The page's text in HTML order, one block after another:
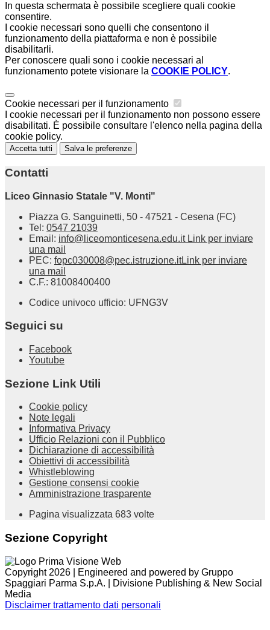
In questa schermata è possibile scegliere quali cookie
consentire.
I cookie necessari sono quelli che consentono il
funzionamento della piattaforma e non è possibile
disabilitarli.
Per conoscere quali sono i cookie necessari al
funzionamento potete visionare la COOKIE POLICY.
Cookie necessari per il funzionamento
I cookie necessari per il funzionamento non possono essere
disabilitati. È possibile consultare l'elenco nella pagina della
cookie policy.
Accetta tutti Salva le preferenze
Contatti
Liceo Ginnasio Statale "V. Monti"
Piazza G. Sanguinetti, 50 - 47521 - Cesena (FC)
Tel: 0547 21039
Email: info@liceomonticesena.edu.it Link per inviare
una mail
PEC: fopc030008@pec.istruzione.itLink per inviare
una mail
C.F.: 81008400400
Codice univoco ufficio: UFNG3V
Seguici su
Facebook
Youtube
Sezione Link Utili
Cookie policy
Note legali
Informativa Privacy
Ufficio Relazioni con il Pubblico
Dichiarazione di accessibilità
Obiettivi di accessibilità
Whistleblowing
Gestione consensi cookie
Amministrazione trasparente
Pagina visualizzata 683 volte
Sezione Copyright
Copyright 2026 | Engineered and powered by Gruppo
Spaggiari Parma S.p.A. | Divisione Publishing & New Social
Media
Disclaimer trattamento dati personali